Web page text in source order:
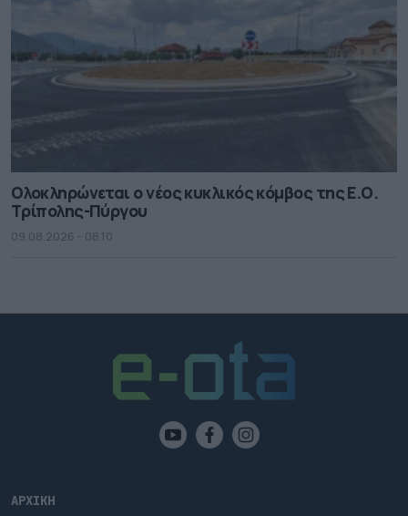
Ολοκληρώνεται ο νέος κυκλικός κόμβος της Ε.Ο.
Τρίπολης-Πύργου
09.08.2026 - 08.10
ΑΡΧΙΚΗ